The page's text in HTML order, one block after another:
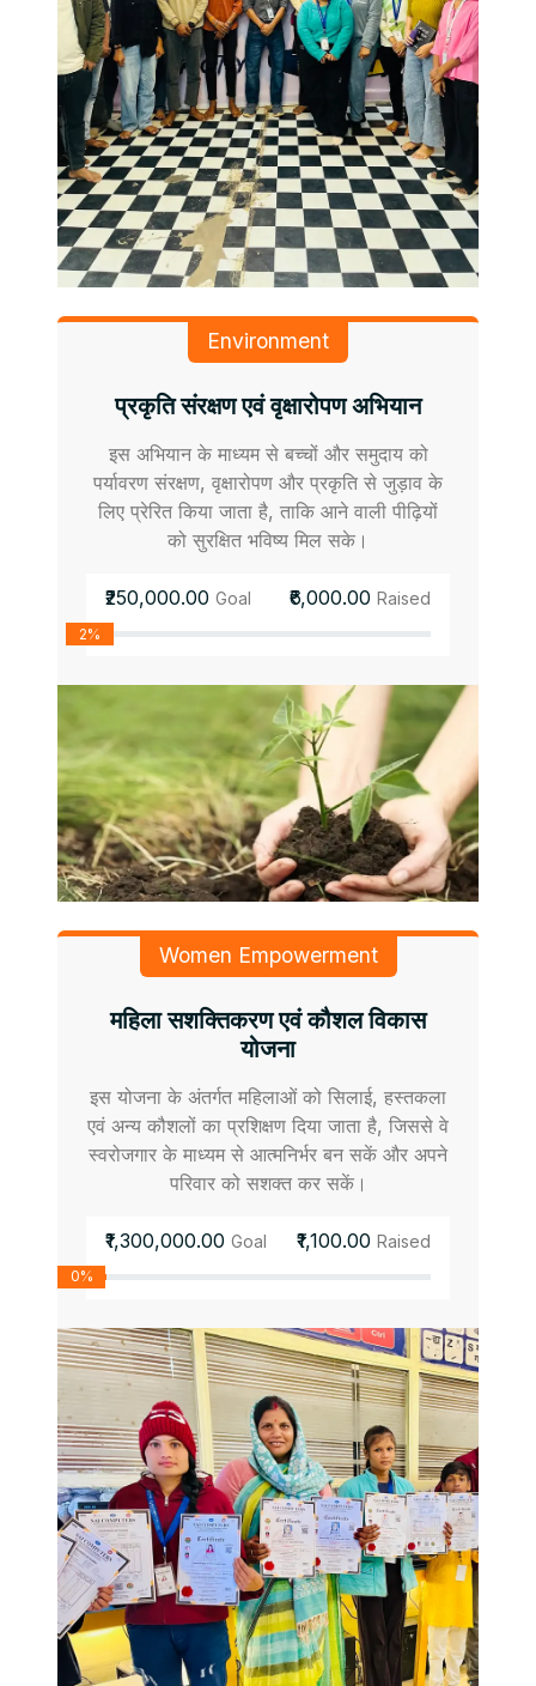
Environment
प्रकृति संरक्षण एवं वृक्षारोपण अभियान
इस अभियान के माध्यम से बच्चों और समुदाय को
पर्यावरण संरक्षण, वृक्षारोपण और प्रकृति से जुड़ाव के
लिए प्रेरित किया जाता है, ताकि आने वाली पीढ़ियों
को सुरक्षित भविष्य मिल सके।
₹250,000.00 Goal ₹6,000.00 Raised
2%
Women Empowerment
महिला सशक्तिकरण एवं कौशल विकास
योजना
इस योजना के अंतर्गत महिलाओं को सिलाई, हस्तकला
एवं अन्य कौशलों का प्रशिक्षण दिया जाता है, जिससे वे
स्वरोजगार के माध्यम से आत्मनिर्भर बन सकें और अपने
परिवार को सशक्त कर सकें।
₹1,300,000.00 Goal ₹1,100.00 Raised
0%